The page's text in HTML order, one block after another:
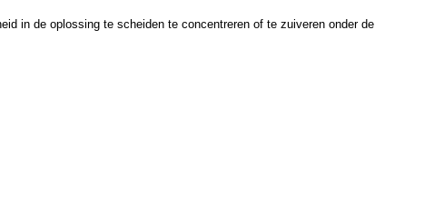
in de oplossing te scheiden te concentreren of te zuiveren onder de